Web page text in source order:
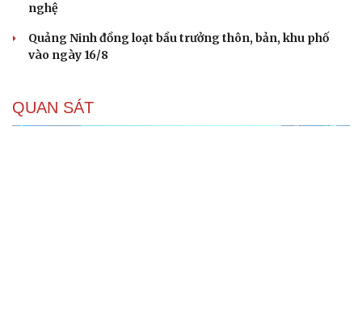
nghệ
Quảng Ninh đồng loạt bầu trưởng thôn, bản, khu phố
vào ngày 16/8
QUAN SÁT